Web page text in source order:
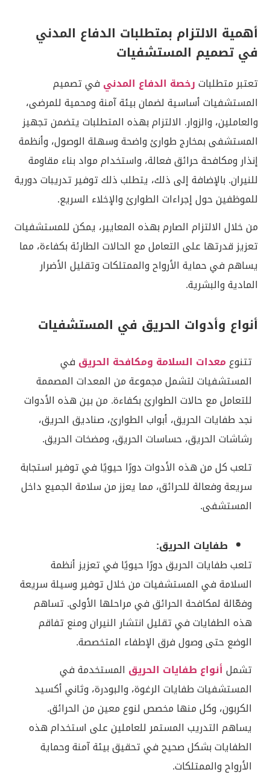
أهمية الالتزام بمتطلبات الدفاع المدني
في تصميم المستشفيات
تعتبر متطلباترخصة الدفاع المدني في تصميم
المستشفيات أساسية لضمان بيئة آمنة ومحمية للمرضى،
والعاملين، والزوار. الالتزام بهذه المتطلبات يتضمن تجهيز
المستشفى بمخارج طوارئ واضحة وسهلة الوصول، وأنظمة
إنذار ومكافحة حرائق فعالة، واستخدام مواد بناء مقاومة
للنيران. بالإضافة إلى ذلك، يتطلب ذلك توفير تدريبات دورية
للموظفين حول إجراءات الطوارئ والإخلاء السريع.
من خلال الالتزام الصارم بهذه المعايير، يمكن للمستشفيات
تعزيز قدرتها على التعامل مع الحالات الطارئة بكفاءة، مما
يساهم في حماية الأرواح والممتلكات وتقليل الأضرار
المادية والبشرية.
أنواع وأدوات الحريق في المستشفيات
تتنوعمعدات السلامة ومكافحة الحريق في
المستشفيات لتشمل مجموعة من المعدات المصممة
للتعامل مع حالات الطوارئ بكفاءة. من بين هذه الأدوات
نجد طفايات الحريق، أبواب الطوارئ، صناديق الحريق،
رشاشات الحريق، حساسات الحريق، ومضخات الحريق.
تلعب كل من هذه الأدوات دورًا حيويًا في توفير استجابة
سريعة وفعالة للحرائق، مما يعزز من سلامة الجميع داخل
المستشفى.
طفايات الحريق:
تلعب طفايات الحريق دورًا حيويًا في تعزيز أنظمة
السلامة في المستشفيات من خلال توفير وسيلة سريعة
وفعّالة لمكافحة الحرائق في مراحلها الأولى. تساهم
هذه الطفايات في تقليل انتشار النيران ومنع تفاقم
الوضع حتى وصول فرق الإطفاء المتخصصة.
تشملأنواع طفايات الحريق المستخدمة في
المستشفيات طفايات الرغوة، والبودرة، وثاني أكسيد
الكربون، وكل منها مخصص لنوع معين من الحرائق.
يساهم التدريب المستمر للعاملين على استخدام هذه
الطفايات بشكل صحيح في تحقيق بيئة آمنة وحماية
الأرواح والممتلكات.